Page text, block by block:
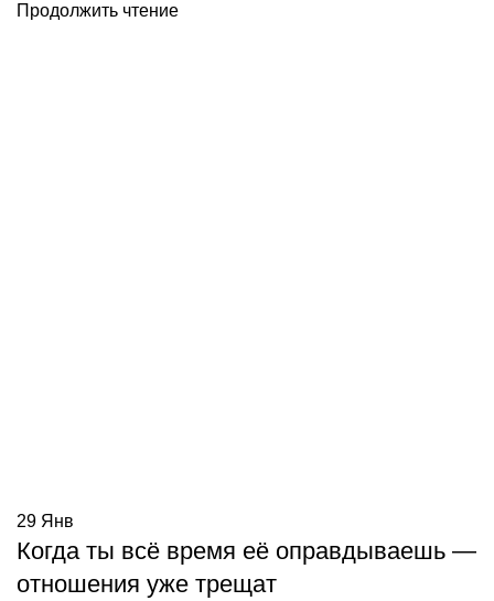
Продолжить чтение
29 Янв
Когда ты всё время её оправдываешь —
отношения уже трещат